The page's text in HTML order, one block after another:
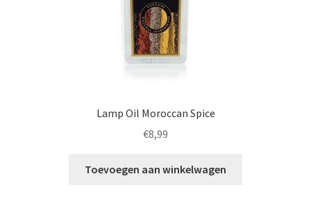
Lamp Oil Moroccan Spice
€8,99
Toevoegen aan winkelwagen